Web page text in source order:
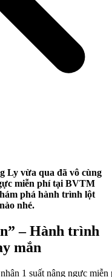
Ly vừa qua đã vô cùng
miễn phí tại BVTM
phá hành trình lột
nhé.
– Hành trình
mắn